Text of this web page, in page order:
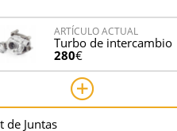
ARTÍCULO ACTUAL
Turbo de intercambio
280€
de Juntas